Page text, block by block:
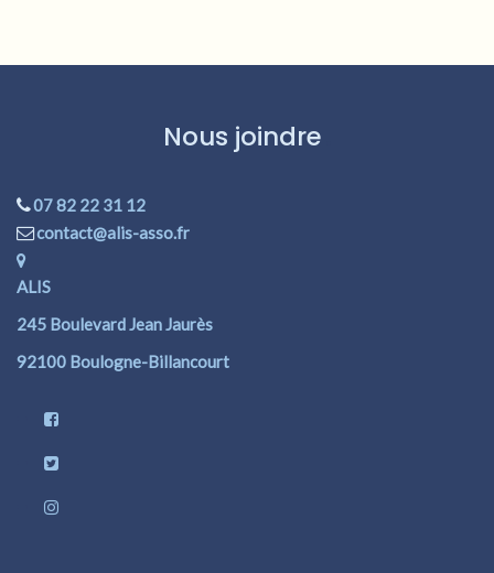
Nous joindre
07 82 22 31 12
contact@alis-asso.fr
ALIS
245 Boulevard Jean Jaurès
92100 Boulogne-Billancourt